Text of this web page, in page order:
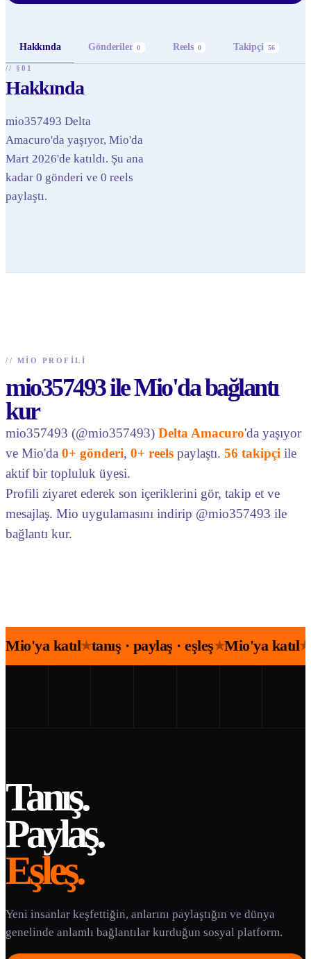
Hakkında Gönderiler 0 Reels 0 Takipçi 56
// §01
Hakkında
mio357493 Delta
Amacuro'da yaşıyor, Mio'da
Mart 2026'de katıldı. Şu ana
kadar 0 gönderi ve 0 reels
paylaştı.
// MIO PROFILI
mio357493 ile Mio'da bağlantı
kur
mio357493 (@mio357493) Delta Amacuro'da yaşıyor
ve Mio'da 0+ gönderi, 0+ reels paylaştı. 56 takipçi ile
aktif bir topluluk üyesi.
Profili ziyaret ederek son içeriklerini gör, takip et ve
mesajlaş. Mio uygulamasını indirip @mio357493 ile
bağlantı kur.
Mio'ya katıl★tanış · paylaş · eşleş★Mio'ya katıl★
Tanış.
Paylaş.
Eşleş.
Yeni insanlar keşfettiğin, anlarını paylaştığın ve dünya
genelinde anlamlı bağlantılar kurduğun sosyal platform.